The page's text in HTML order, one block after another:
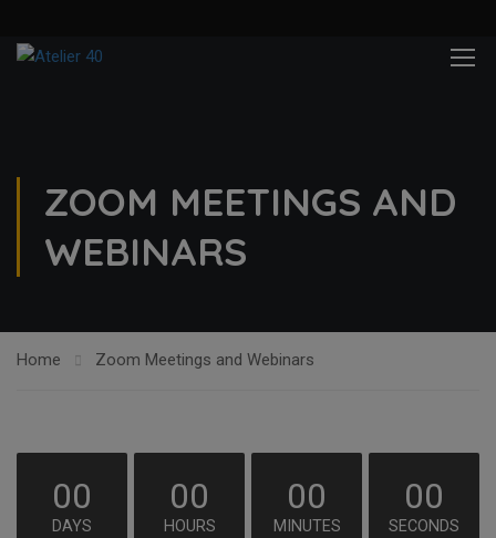
ZOOM MEETINGS AND
WEBINARS
Home Zoom Meetings and Webinars
00
DAYS
00
HOURS
00
MINUTES
00
SECONDS